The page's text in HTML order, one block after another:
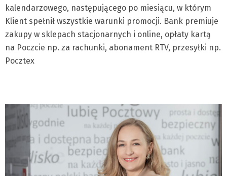
kalendarzowego, następującego po miesiącu, w którym
Klient spełnił wszystkie warunki promocji. Bank premiuje
zakupy w sklepach stacjonarnych i online, opłaty kartą
na Poczcie np. za rachunki, abonament RTV, przesyłki np.
Pocztex